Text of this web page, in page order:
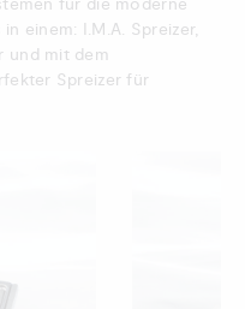
für die moderne
einem: I.M.A. Spreizer,
und mit dem
Spreizer für